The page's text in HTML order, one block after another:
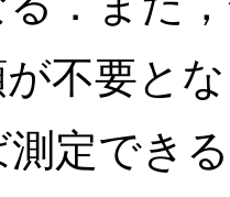
不要と
測定でき